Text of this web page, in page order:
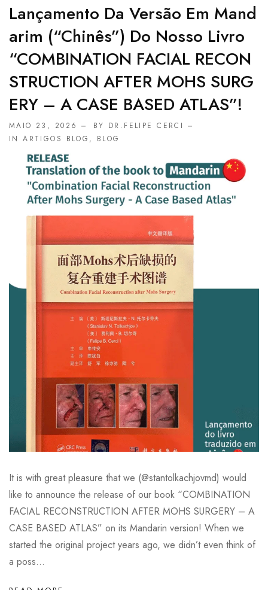
Lançamento Da Versão Em Mand
Arim (“Chinês”) Do Nosso Livro
“COMBINATION FACIAL RECON
STRUCTION AFTER MOHS SURG
ERY – A CASE BASED ATLAS”!
MAIO 23, 2026
BY DR.FELIPE CERCI
INARTIGOS BLOG , BLOG
It is with great pleasure that we (@stantolkachjovmd) would
like to announce the release of our book “COMBINATION
FACIAL RECONSTRUCTION AFTER MOHS SURGERY – A
CASE BASED ATLAS” on its Mandarin version! When we
started the original project years ago, we didn’t even think of
a poss...